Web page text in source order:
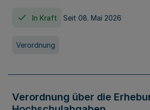
In Kraft Seit 08. Mai 2026
Verordnung
Verordnung über die